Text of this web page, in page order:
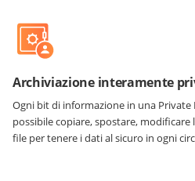
Archiviazione interamente
Ogni bit di informazione in una
possibile copiare, spostare, modificare
file per tenere i dati al sicuro in ogni